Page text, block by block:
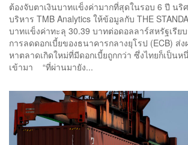
ต้องจับตาเงินบาทแข็งค่ามากที่สุดในรอบ 6 ปี นริ
บริหาร TMB Analytics ให้ข้อมูลกับ THE
บาทแข็งค่าทะลุ 30.39 บาทต่อดอลลาร์สหรัฐเรีย
การลดดอกเบี้ยของธนาคารกลางยุโรป (ECB) ส่
หาตลาดเกิดใหม่ที่มีดอกเบี้ยถูกกว่า ซึ่งไทยก็เป็นห
เข้ามา “ที่ผ่านมายัง...